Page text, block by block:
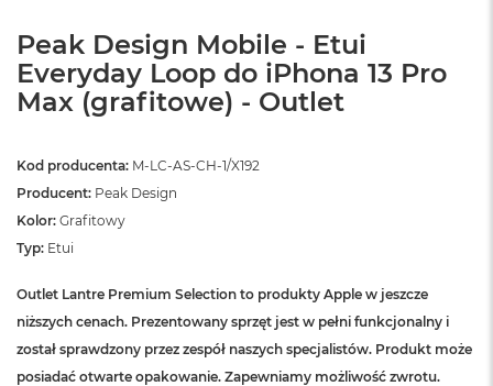
Peak Design Mobile - Etui
Everyday Loop do iPhona 13 Pro
Max (grafitowe) - Outlet
Kod producenta: M-LC-AS-CH-1/X192
Producent: Peak Design
Kolor: Grafitowy
Typ: Etui
Outlet Lantre Premium Selection to produkty Apple w jeszcze
niższych cenach. Prezentowany sprzęt jest w pełni funkcjonalny i
został sprawdzony przez zespół naszych specjalistów. Produkt może
posiadać otwarte opakowanie. Zapewniamy możliwość zwrotu.